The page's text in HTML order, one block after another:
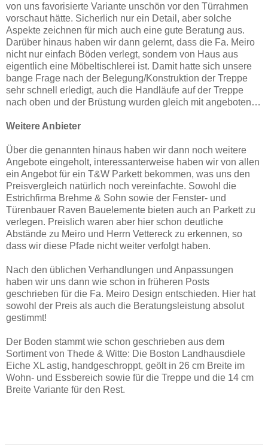
von uns favorisierte Variante unschön vor den Türrahmen
vorschaut hätte. Sicherlich nur ein Detail, aber solche
Aspekte zeichnen für mich auch eine gute Beratung aus.
Darüber hinaus haben wir dann gelernt, dass die Fa. Meiro
nicht nur einfach Böden verlegt, sondern von Haus aus
eigentlich eine Möbeltischlerei ist. Damit hatte sich unsere
bange Frage nach der Belegung/Konstruktion der Treppe
sehr schnell erledigt, auch die Handläufe auf der Treppe
nach oben und der Brüstung wurden gleich mit angeboten…
Weitere Anbieter
Über die genannten hinaus haben wir dann noch weitere
Angebote eingeholt, interessanterweise haben wir von allen
ein Angebot für ein T&W Parkett bekommen, was uns den
Preisvergleich natürlich noch vereinfachte. Sowohl die
Estrichfirma Brehme & Sohn sowie der Fenster- und
Türenbauer Raven Bauelemente bieten auch an Parkett zu
verlegen. Preislich waren aber hier schon deutliche
Abstände zu Meiro und Herrn Vettereck zu erkennen, so
dass wir diese Pfade nicht weiter verfolgt haben.
Nach den üblichen Verhandlungen und Anpassungen
haben wir uns dann wie schon in früheren Posts
geschrieben für die Fa. Meiro Design entschieden. Hier hat
sowohl der Preis als auch die Beratungsleistung absolut
gestimmt!
Der Boden stammt wie schon geschrieben aus dem
Sortiment von Thede & Witte: Die Boston Landhausdiele
Eiche XL astig, handgeschroppt, geölt in 26 cm Breite im
Wohn- und Essbereich sowie für die Treppe und die 14 cm
Breite Variante für den Rest.